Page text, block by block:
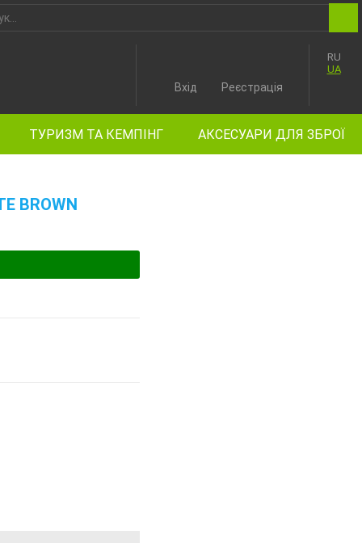
RU
UA
Вхід Реєстрація
ТУРИЗМ ТА КЕМПІНГ АКСЕСУАРИ ДЛЯ ЗБРОЇ
BROWN